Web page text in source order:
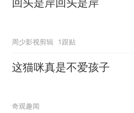
周少影视剪辑 1跟贴
这猫咪真是不爱孩子
奇观趣闻